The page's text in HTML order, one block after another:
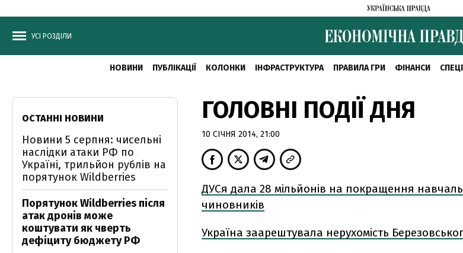
УСІ РОЗДІЛИ
НОВИНИ ПУБЛІКАЦІЇ КОЛОНКИ ІНФРАСТРУКТУРА ПРАВИЛА ГРИ ФІНАНСИ
ГОЛОВНІ ПОДІЇ ДНЯ
10 СІЧНЯ 2014, 21:00
ДУСя дала 28 мільйонів на покращення
чиновників
Україна заарештувала нерухомість
ОСТАННІ НОВИНИ
Новини 5 серпня: чисельні
наслідки атаки РФ по
Україні, трильйон рублів на
порятунок Wildberries
Порятунок Wildberries після
атак дронів може
коштувати як чверть
дефіциту бюджету РФ